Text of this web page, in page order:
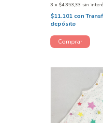
3 x $4.353,33 sin
$11.101 con
depósito